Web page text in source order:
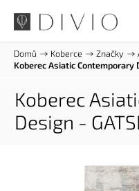
Domů / Koberce / Značky /
Koberec Asiatic Contemporary
Koberec
Design -